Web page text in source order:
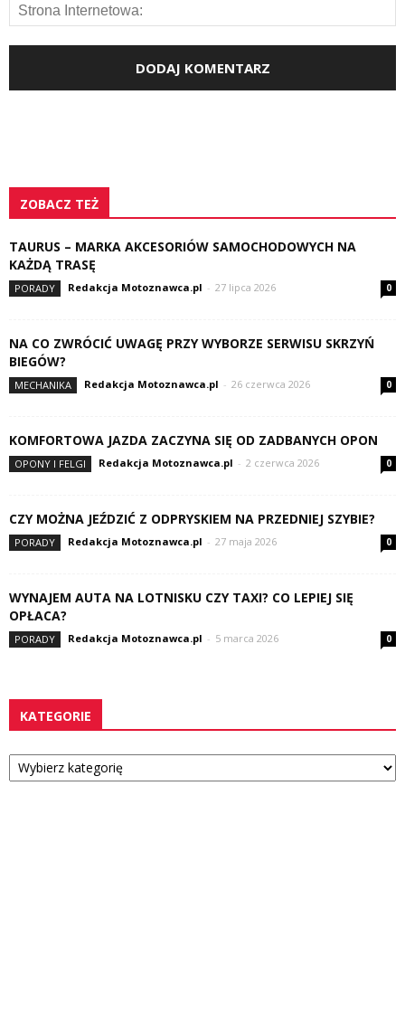
ZOBACZ TEŻ
TAURUS – MARKA AKCESORIÓW SAMOCHODOWYCH NA
KAŻDĄ TRASĘ
PORADY Redakcja Motoznawca.pl - 27 lipca 2026 0
NA CO ZWRÓCIĆ UWAGĘ PRZY WYBORZE SERWISU SKRZYŃ
BIEGÓW?
MECHANIKA Redakcja Motoznawca.pl - 26 czerwca 2026 0
KOMFORTOWA JAZDA ZACZYNA SIĘ OD ZADBANYCH OPON
OPONY I FELGI Redakcja Motoznawca.pl - 2 czerwca 2026 0
CZY MOŻNA JEŹDZIĆ Z ODPRYSKIEM NA PRZEDNIEJ SZYBIE?
PORADY Redakcja Motoznawca.pl - 27 maja 2026 0
WYNAJEM AUTA NA LOTNISKU CZY TAXI? CO LEPIEJ SIĘ
OPŁACA?
PORADY Redakcja Motoznawca.pl - 5 marca 2026 0
KATEGORIE
Kategorie